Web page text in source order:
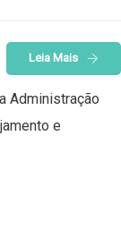
Leia Mais
Administração
e